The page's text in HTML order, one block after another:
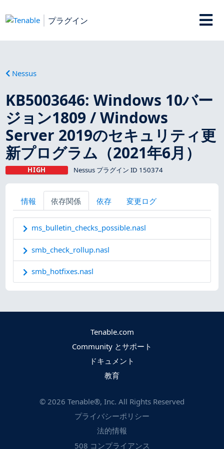
プラグイン
Nessus
KB5003646: Windows 10バー
ジョン1809 / Windows
Server 2019のセキュリティ更
新プログラム（2021年6月）
HIGH Nessus プラグイン ID 150374
情報 依存関係 依存 変更ログ
ms_bulletin_checks_possible.nasl
smb_check_rollup.nasl
smb_hotfixes.nasl
Tenable.com
Community とサポート
ドキュメント
教育
© 2026 Tenable®, Inc. All Rights Reserved
プライバシーポリシー
法的情報
508 コンプライアンス